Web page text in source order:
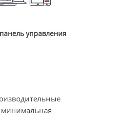
управления
минимальная